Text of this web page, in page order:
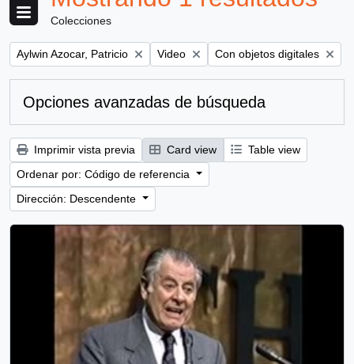
Colecciones
Remove filter:
Aylwin Azocar, Patricio Remove filter:
Video Remove filter:
Con objetos digitales
Opciones avanzadas de búsqueda
Imprimir vista previa Card view
Table view
Ordenar por: Código de referencia
Dirección: Descendente